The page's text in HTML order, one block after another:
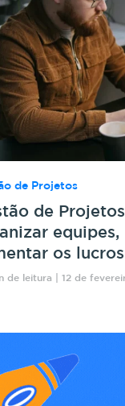
de Projetos
de
os lucros
de leitura | 12 de